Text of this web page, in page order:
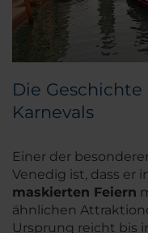
Die
Karnevals
Einer der
Venedig ist, dass er
maskierten Feiern
ähnlichen
Ursprung reicht bis